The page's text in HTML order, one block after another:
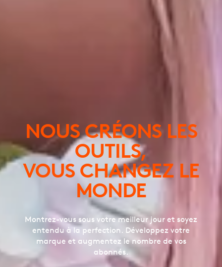
NOUS CRÉONS LES
OUTILS,
VOUS CHANGEZ LE
MONDE
Montrez-vous sous votre meilleur jour et soyez
entendu à la perfection. Développez votre
marque et augmentez le nombre de vos
abonnés.